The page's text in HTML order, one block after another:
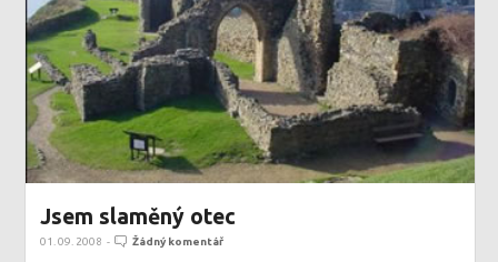
Jsem slaměný otec
01. 09. 2008 - Žádný komentář